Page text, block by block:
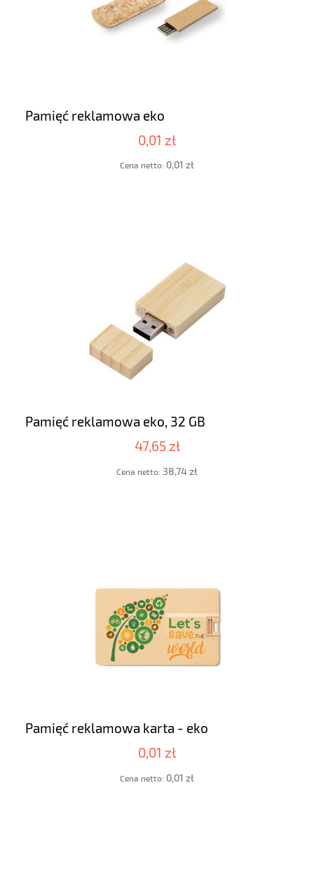
Pamięć reklamowa eko
0,01 zł
Cena netto: 0,01 zł
Pamięć reklamowa eko, 32 GB
47,65 zł
Cena netto: 38,74 zł
Pamięć reklamowa karta - eko
0,01 zł
Cena netto: 0,01 zł